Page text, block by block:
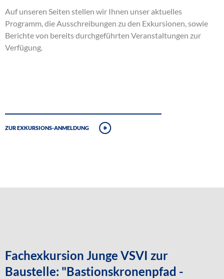
Auf unseren Seiten stellen wir Ihnen unser aktuelles
Programm, die Ausschreibungen zu den Exkursionen, sowie
Berichte von bereits durchgeführten Veranstaltungen zur
Verfügung.
Zur Exkursions-Anmeldung
Fachexkursion Junge VSVI zur
Baustelle: "Bastionskronenpfad -